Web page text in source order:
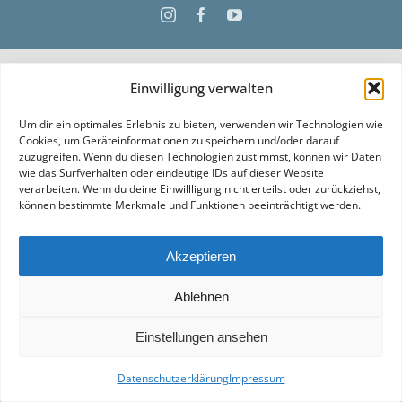
Einwilligung verwalten
Um dir ein optimales Erlebnis zu bieten, verwenden wir Technologien wie
Cookies, um Geräteinformationen zu speichern und/oder darauf
zuzugreifen. Wenn du diesen Technologien zustimmst, können wir Daten
wie das Surfverhalten oder eindeutige IDs auf dieser Website
verarbeiten. Wenn du deine Einwillligung nicht erteilst oder zurückziehst,
können bestimmte Merkmale und Funktionen beeinträchtigt werden.
Akzeptieren
Ablehnen
Einstellungen ansehen
DatenschutzerklärungImpressum
InstagramFacebookYouTube